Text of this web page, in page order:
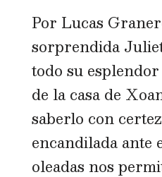
Por Lucas
sorprendida
todo su
de la casa de
saberlo con
encandilada ante
oleadas nos